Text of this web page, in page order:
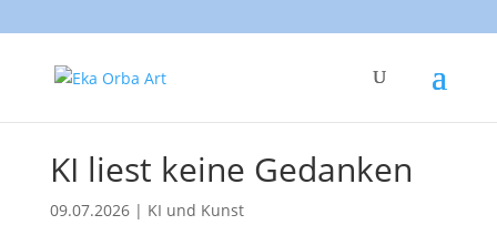
KI liest keine Gedanken
09.07.2026| KI und Kunst